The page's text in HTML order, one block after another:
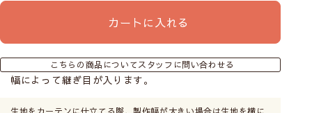
カートに入れる
こちらの商品についてスタッフに問い合わせる
幅によって継ぎ目が入ります。